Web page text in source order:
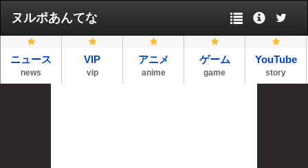
ヌルポあんてな
ニュース
news
VIP
vip
アニメ
anime
ゲーム
game
YouTube
story